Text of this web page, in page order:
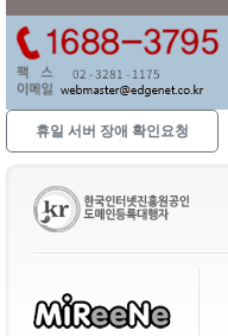
휴일 서버 장애 확인요청